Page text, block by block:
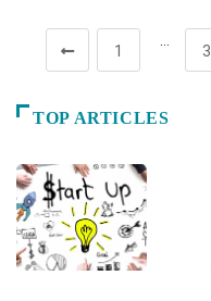
1 3
TOP ARTICLES